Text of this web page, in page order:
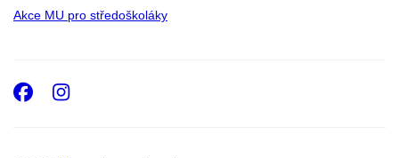
Akce MU pro středoškoláky
Facebook
Instagram